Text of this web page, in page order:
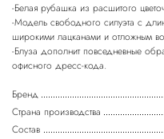
-Белая рубашка из расшитого
-Модель свободного силуэта с
широкими лацканами и отложным
-Блуза дополнит повседневные
Бренд
Страна производства
Состав